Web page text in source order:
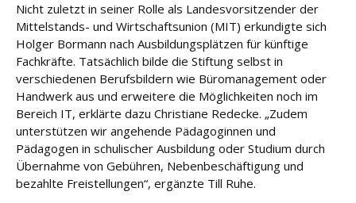
Nicht zuletzt in seiner Rolle als Landesvorsitzender der
Mittelstands- und Wirtschaftsunion (MIT) erkundigte sich
Holger Bormann nach Ausbildungsplätzen für künftige
Fachkräfte. Tatsächlich bilde die Stiftung selbst in
verschiedenen Berufsbildern wie Büromanagement oder
Handwerk aus und erweitere die Möglichkeiten noch im
Bereich IT, erklärte dazu Christiane Redecke. „Zudem
unterstützen wir angehende Pädagoginnen und
Pädagogen in schulischer Ausbildung oder Studium durch
Übernahme von Gebühren, Nebenbeschäftigung und
bezahlte Freistellungen“, ergänzte Till Ruhe.